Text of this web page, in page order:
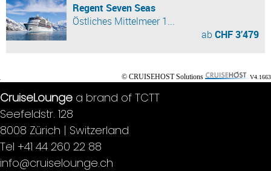
Regent Seven Seas
Östliches Mittelmeer 1...
ab CHF 3’479
© CRUISEHOST Solutions V4.1663
CruiseLounge a brand of TCTT
Seefeldstr. 128
8008 Zürich | Switzerland
Tel +41 44 260 22 88
info@cruiselounge.ch